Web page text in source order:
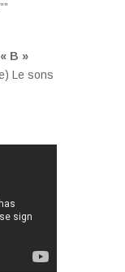
B »
Le sons